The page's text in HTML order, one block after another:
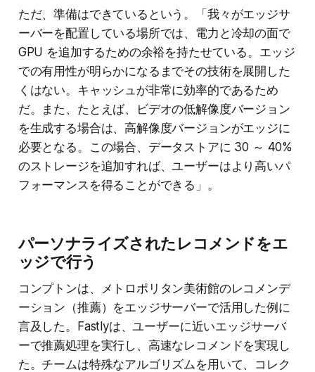
ただ、準備はできているという。「我々がエッジサ
ーバーを配置している場所では、電力と冷却の面で
GPU を追加するための余裕を持たせている。エッジ
での有用性が明らかになるまでその技術を展開した
くはない。キャッシュが非常に効率的であるため
だ。また、たとえば、ビデオの低解像度バージョン
を生成する場合は、高解像度バージョンがエッジに
必要となる。この場合、データストアに 30 ～ 40%
のストレージを追加すれば、ユーザーはより高いパ
フォーマンスを得ることができる」。
パーソナライズされたレコメンドをエ
ッジで行う
コンプトンは、メトロポリタン美術館のレコメンデ
ーション（推薦）をエッジサーバーで活用した例に
言及した。Fastlyは、ユーザーに近いエッジサーバ
ーで推薦処理を実行し、高速なレコメンドを実現し
た。チームは特殊なアルゴリズムを用いて、コレク